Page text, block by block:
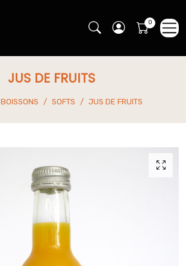
JUS DE FRUITS
BOISSONS SOFTS JUS DE FRUITS